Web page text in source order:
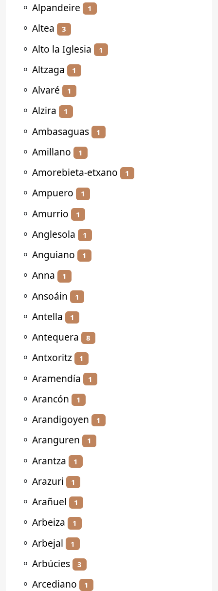
⚬ Alpandeire 1
⚬ Altea 3
⚬ Alto la Iglesia 1
⚬ Altzaga 1
⚬ Alvaré 1
⚬ Alzira 1
⚬ Ambasaguas 1
⚬ Amillano 1
⚬ Amorebieta-etxano 1
⚬ Ampuero 1
⚬ Amurrio 1
⚬ Anglesola 1
⚬ Anguiano 1
⚬ Anna 1
⚬ Ansoáin 1
⚬ Antella 1
⚬ Antequera 8
⚬ Antxoritz 1
⚬ Aramendía 1
⚬ Arancón 1
⚬ Arandigoyen 1
⚬ Aranguren 1
⚬ Arantza 1
⚬ Arazuri 1
⚬ Arañuel 1
⚬ Arbeiza 1
⚬ Arbejal 1
⚬ Arbúcies 3
⚬ Arcediano 1